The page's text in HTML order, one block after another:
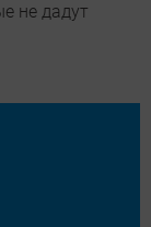
не дадут